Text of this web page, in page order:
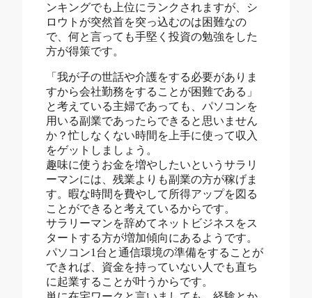
ンキングでも上位にランクされますが、シ
ロウトが突然首を突っ込むのは困難なの
で、何と言っても手堅く投資の勉強をした
方が得策です。
「我が子の世話や介護をする必要がありま
すから会社勤務をすることが困難である」
と考えている主婦であっても、パソコンを
用いる副業であったらできると思いません
か？忙しなくない時間を上手に使って収入
をゲットしましょう。
趣味に使うお金を増やしたいというサラリ
ーマンには、残業よりも副業の方が稼げま
す。暇な時間を費やして所得アップを図る
ことができると考えているからです。
サラリーマンを辞めてネットビジネスをス
タートする方が増加傾向にあるようです。
パソコン1台と通信環境の準備をすることが
できれば、資金を持っていない人でも直ち
に起業することが叶うからです。